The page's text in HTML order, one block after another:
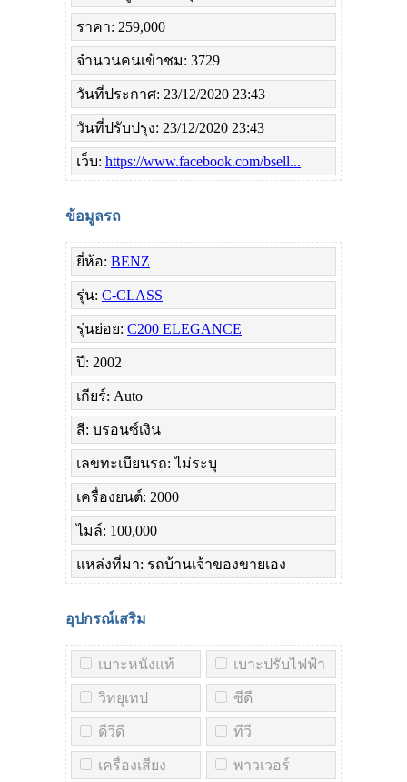
ราคา: 259,000
จำนวนคนเข้าชม: 3729
วันที่ประกาศ: 23/12/2020 23:43
วันที่ปรับปรุง: 23/12/2020 23:43
เว็บ: https://www.facebook.com/bsell...
ข้อมูลรถ
ยี่ห้อ: BENZ
รุ่น: C-CLASS
รุ่นย่อย: C200 ELEGANCE
ปี: 2002
เกียร์: Auto
สี: บรอนซ์เงิน
เลขทะเบียนรถ: ไม่ระบุ
เครื่องยนต์: 2000
ไมล์: 100,000
แหล่งที่มา: รถบ้านเจ้าของขายเอง
อุปกรณ์เสริม
เบาะหนังแท้ เบาะปรับไฟฟ้า
วิทยุเทป ซีดี
ดีวีดี ทีวี
เครื่องเสียง พาวเวอร์